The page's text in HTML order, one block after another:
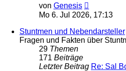
von Genesis
Beitrag
Mo 6. Jul 2026, 17:13
Stuntmen und Nebendarsteller
Fragen und Fakten über
29 Themen
171 Beiträge
Letzter Beitrag Re: Sal